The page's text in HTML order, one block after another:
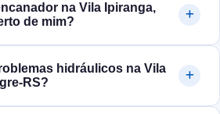
na Vila Ipiranga,
de mim?
hidráulicos na Vila